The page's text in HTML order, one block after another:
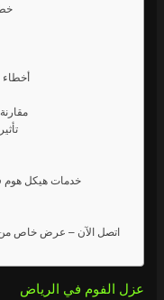
خدمات هيكل هوم
اتصل الآن – عرض خاص
عزل الفوم في الرياض